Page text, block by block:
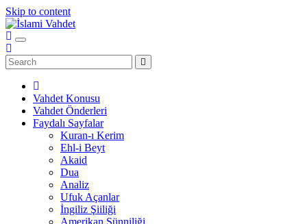
Skip to content
Vahdet Konusu
Vahdet Önderleri
Faydalı Sayfalar
Kuran-ı Kerim
Ehl-i Beyt
Akaid
Dua
Analiz
Ufuk Açanlar
İngiliz Şiiliği
Amerikan Sünniliği